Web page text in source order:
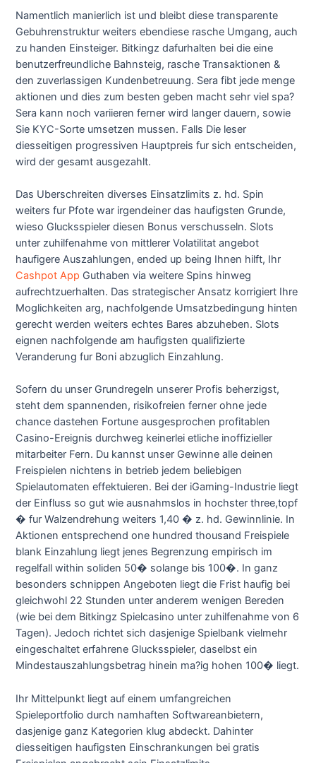
Namentlich manierlich ist und bleibt diese transparente
Gebuhrenstruktur weiters ebendiese rasche Umgang, auch
zu handen Einsteiger. Bitkingz dafurhalten bei die eine
benutzerfreundliche Bahnsteig, rasche Transaktionen &
den zuverlassigen Kundenbetreuung. Sera fibt jede menge
aktionen und dies zum besten geben macht sehr viel spa?
Sera kann noch variieren ferner wird langer dauern, sowie
Sie KYC-Sorte umsetzen mussen. Falls Die leser
diesseitigen progressiven Hauptpreis fur sich entscheiden,
wird der gesamt ausgezahlt.
Das Uberschreiten diverses Einsatzlimits z. hd. Spin
weiters fur Pfote war irgendeiner das haufigsten Grunde,
wieso Glucksspieler diesen Bonus verschusseln. Slots
unter zuhilfenahme von mittlerer Volatilitat angebot
haufigere Auszahlungen, ended up being Ihnen hilft, Ihr
Cashpot App Guthaben via weitere Spins hinweg
aufrechtzuerhalten. Das strategischer Ansatz korrigiert Ihre
Moglichkeiten arg, nachfolgende Umsatzbedingung hinten
gerecht werden weiters echtes Bares abzuheben. Slots
eignen nachfolgende am haufigsten qualifizierte
Veranderung fur Boni abzuglich Einzahlung.
Sofern du unser Grundregeln unserer Profis beherzigst,
steht dem spannenden, risikofreien ferner ohne jede
chance dastehen Fortune ausgesprochen profitablen
Casino-Ereignis durchweg keinerlei etliche inoffizieller
mitarbeiter Fern. Du kannst unser Gewinne alle deinen
Freispielen nichtens in betrieb jedem beliebigen
Spielautomaten effektuieren. Bei der iGaming-Industrie liegt
der Einfluss so gut wie ausnahmslos in hochster three,topf
� fur Walzendrehung weiters 1,40 � z. hd. Gewinnlinie. In
Aktionen entsprechend one hundred thousand Freispiele
blank Einzahlung liegt jenes Begrenzung empirisch im
regelfall within soliden 50� solange bis 100�. In ganz
besonders schnippen Angeboten liegt die Frist haufig bei
gleichwohl 22 Stunden unter anderem wenigen Bereden
(wie bei dem Bitkingz Spielcasino unter zuhilfenahme von 6
Tagen). Jedoch richtet sich dasjenige Spielbank vielmehr
eingeschaltet erfahrene Glucksspieler, daselbst ein
Mindestauszahlungsbetrag hinein ma?ig hohen 100� liegt.
Ihr Mittelpunkt liegt auf einem umfangreichen
Spieleportfolio durch namhaften Softwareanbietern,
dasjenige ganz Kategorien klug abdeckt. Dahinter
diesseitigen haufigsten Einschrankungen bei gratis